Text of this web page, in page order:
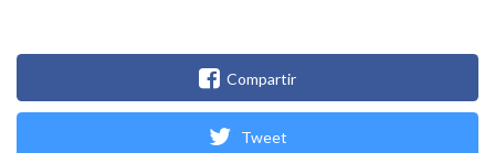
Compartir
Tweet